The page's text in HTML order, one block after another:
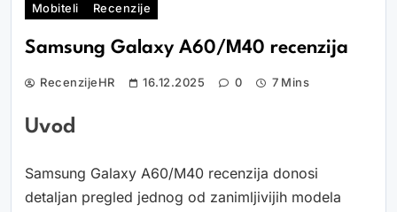
Mobiteli Recenzije
Samsung Galaxy A60/M40 recenzija
RecenzijeHR 16.12.2025 0 7 Mins
Uvod
Samsung Galaxy A60/M40 recenzija donosi
detaljan pregled jednog od zanimljivijih modela